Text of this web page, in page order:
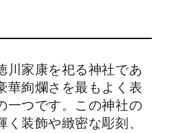
川家康を祀る神社であ
華絢爛さを最もよく表
一つです。この神社の
装飾や緻密な彫刻、